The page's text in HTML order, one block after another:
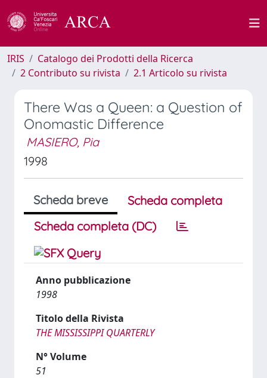
IRIS
Catalogo dei Prodotti della Ricerca
2 Contributo su rivista
2.1 Articolo su rivista
There Was a Queen: a Question of
Onomastic Difference
MASIERO, Pia
1998
Scheda breve
Scheda completa
Scheda completa (DC)
Anno pubblicazione
1998
Titolo della Rivista
THE MISSISSIPPI QUARTERLY
N° Volume
51